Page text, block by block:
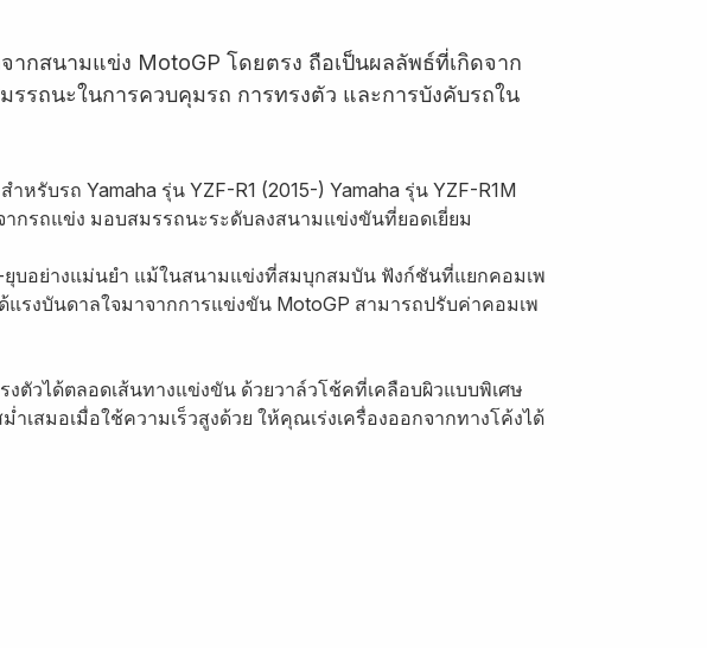
สนามแข่ง MotoGP โดยตรง ถือเป็นผลลัพธ์ที่เกิดจาก
รถนะในการควบคุมรถ การทรงตัว และการบังคับรถใน
รับรถ Yamaha รุ่น YZF-R1 (2015-) Yamaha รุ่น YZF-R1M
กรถแข่ง มอบสมรรถนะระดับลงสนามแข่งขันที่ยอดเยี่ยม
บอย่างแม่นยำ แม้ในสนามแข่งที่สมบุกสมบัน ฟังก์ชันที่แยกคอมเพ
งบันดาลใจมาจากการแข่งขัน MotoGP สามารถปรับค่าคอมเพ
ตัวได้ตลอดเส้นทางแข่งขัน ด้วยวาล์วโช้คที่เคลือบผิวแบบพิเศษ
เสมอเมื่อใช้ความเร็วสูงด้วย ให้คุณเร่งเครื่องออกจากทางโค้งได้